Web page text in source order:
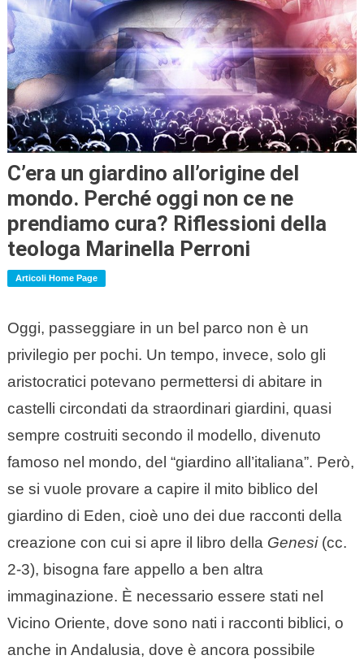
C’era un giardino all’origine del
mondo. Perché oggi non ce ne
prendiamo cura? Riflessioni della
teologa Marinella Perroni
Articoli Home Page
Oggi, passeggiare in un bel parco non è un
privilegio per pochi. Un tempo, invece, solo gli
aristocratici potevano permettersi di abitare in
castelli circondati da straordinari giardini, quasi
sempre costruiti secondo il modello, divenuto
famoso nel mondo, del “giardino all’italiana”. Però,
se si vuole provare a capire il mito biblico del
giardino di Eden, cioè uno dei due racconti della
creazione con cui si apre il libro della Genesi(cc.
2-3), bisogna fare appello a ben altra
immaginazione. È necessario essere stati nel
Vicino Oriente, dove sono nati i racconti biblici, o
anche in Andalusia, dove è ancora possibile